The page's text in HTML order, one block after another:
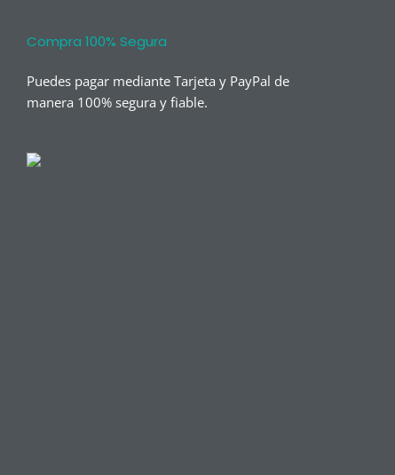
Compra 100% Segura
Puedes pagar mediante Tarjeta y PayPal de
manera 100% segura y fiable.